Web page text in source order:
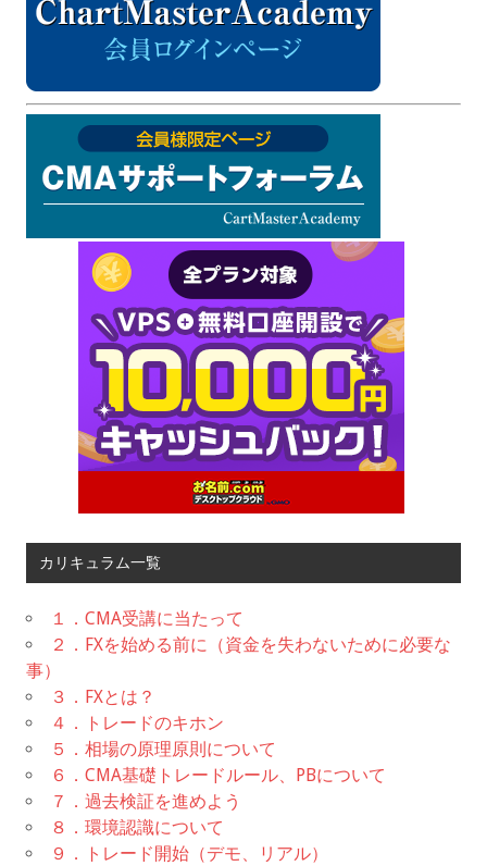
カリキュラム一覧
１．CMA受講に当たって
２．FXを始める前に（資金を失わないために必要な
事）
３．FXとは？
４．トレードのキホン
５．相場の原理原則について
６．CMA基礎トレードルール、PBについて
７．過去検証を進めよう
８．環境認識について
９．トレード開始（デモ、リアル）